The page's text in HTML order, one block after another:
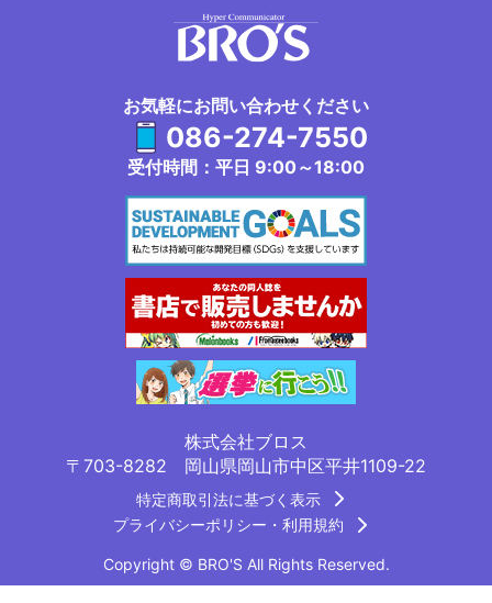
お気軽にお問い合わせください
086-274-7550
受付時間：平日 9:00～18:00
株式会社ブロス
〒703-8282 岡山県岡山市中区平井1109-22
Copyright © BRO'S All Rights Reserved.
特定商取引法に基づく表示
プライバシーポリシー・利用規約